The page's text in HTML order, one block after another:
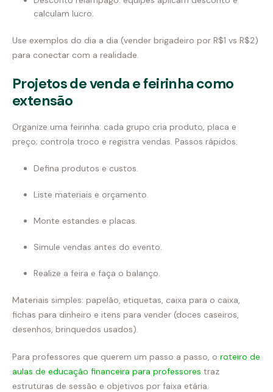
calculam lucro.
Use exemplos do dia a dia (vender brigadeiro por R$1 vs R$2)
para conectar com a realidade.
Projetos de venda e feirinha como
extensão
Organize uma feirinha: cada grupo cria produto, placa e
preço; controla troco e registra vendas. Passos rápidos:
Defina produtos e custos.
Liste materiais e orçamento.
Monte estandes e placas.
Simule vendas antes do evento.
Realize a feira e faça o balanço.
Materiais simples: papelão, etiquetas, caixa para o caixa,
fichas para dinheiro e itens para vender (doces caseiros,
desenhos, brinquedos usados).
Para professores que querem um passo a passo, o roteiro de
aulas de educação financeira para professores traz
estruturas de sessão e objetivos por faixa etária.